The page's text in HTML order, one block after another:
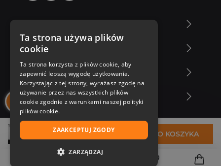
41,40 zł DO KOSZYKA
Zakupy u nas
Nasza oferta
Nasi autorzy
Ta strona używa plików
cookie
Ta strona korzysta z plików cookie, aby
zapewnić lepszą wygodę użytkowania.
Korzystając z tej strony, wyrażasz zgodę na
używanie przez nas wszystkich plików
cookie zgodnie z warunkami naszej polityki
plików cookie.
ZAAKCEPTUJ ZGODY
ZARZĄDZAJ